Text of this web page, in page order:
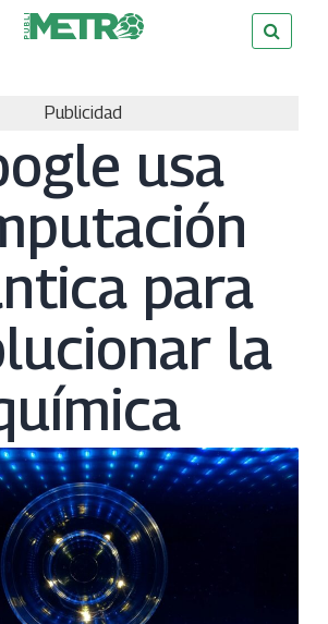
Publicidad
usa
para
la